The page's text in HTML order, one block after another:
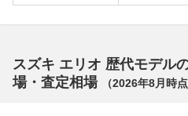
スズキ エリオ 歴代モデル
場・査定相場
（2026年8月 時点